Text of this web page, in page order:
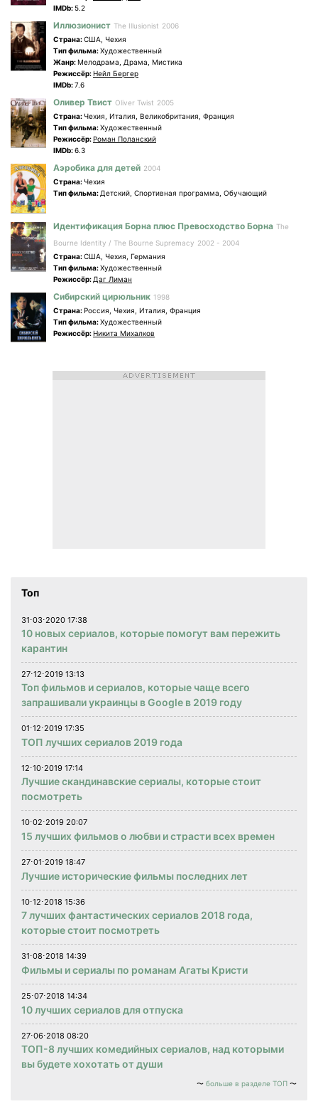
IMDb:5.2
Иллюзионист The Illusionist 2006
Страна:США, Чехия
Tип фильма:Художественный
Жанр:Мелодрама, Драма, Мистика
Режиссёр:Нейл Бергер
IMDb:7.6
Оливер Твист Oliver Twist 2005
Страна: Чехия, Италия, Великобритания, Франция
Tип фильма:Художественный
Режиссёр:Роман Поланский
IMDb:6.3
Аэробика для детей 2004
Страна: Чехия
Tип фильма: Детский, Спортивная программа, Обучающий
Идентификация Борна плюс Превосходство Борна The
Bourne Identity / The Bourne Supremacy 2002 - 2004
Страна:США, Чехия, Германия
Tип фильма:Художественный
Режиссёр: Даг Лиман
Сибирский цирюльник 1998
Страна:Россия, Чехия, Италия, Франция
Tип фильма:Художественный
Режиссёр:Никита Михалков
Топ
31⋅03⋅2020 17:38
10 новых сериалов, которые помогут вам пережить
карантин
27⋅12⋅2019 13:13
Топ фильмов и сериалов, которые чаще всего
запрашивали украинцы в Google в 2019 году
01⋅12⋅2019 17:35
ТОП лучших сериалов 2019 года
12⋅10⋅2019 17:14
Лучшие скандинавские сериалы, которые стоит
посмотреть
10⋅02⋅2019 20:07
15 лучших фильмов о любви и страсти всех времен
27⋅01⋅2019 18:47
Лучшие исторические фильмы последних лет
10⋅12⋅2018 15:36
7 лучших фантастических сериалов 2018 года,
которые стоит посмотреть
31⋅08⋅2018 14:39
Фильмы и сериалы по романам Агаты Кристи
25⋅07⋅2018 14:34
10 лучших сериалов для отпуска
27⋅06⋅2018 08:20
ТОП-8 лучших комедийных сериалов, над которыми
вы будете хохотать от души
больше в разделе ТОП